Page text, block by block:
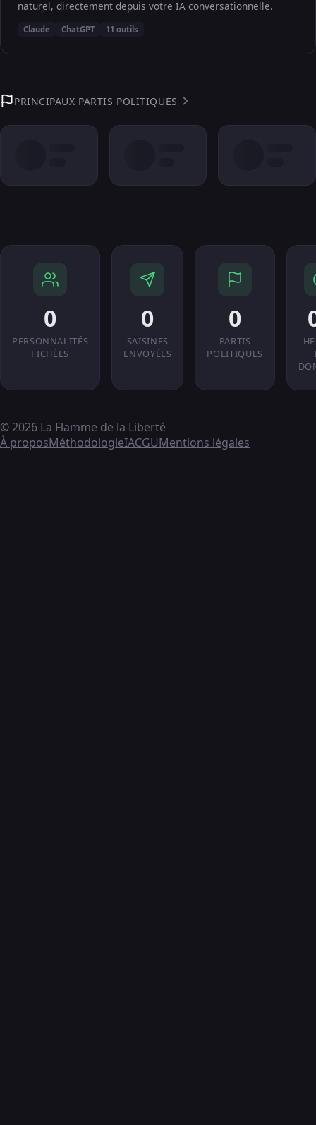
naturel, directement depuis votre IA conversationnelle.
Claude ChatGPT 11 outils
PRINCIPAUX PARTIS POLITIQUES
0
PERSONNALITÉS
FICHÉES
0
SAISINES
ENVOYÉES
0
PARTIS
POLITIQUES
© 2026 La Flamme de la Liberté
À proposMéthodologieIACGUMentions légales